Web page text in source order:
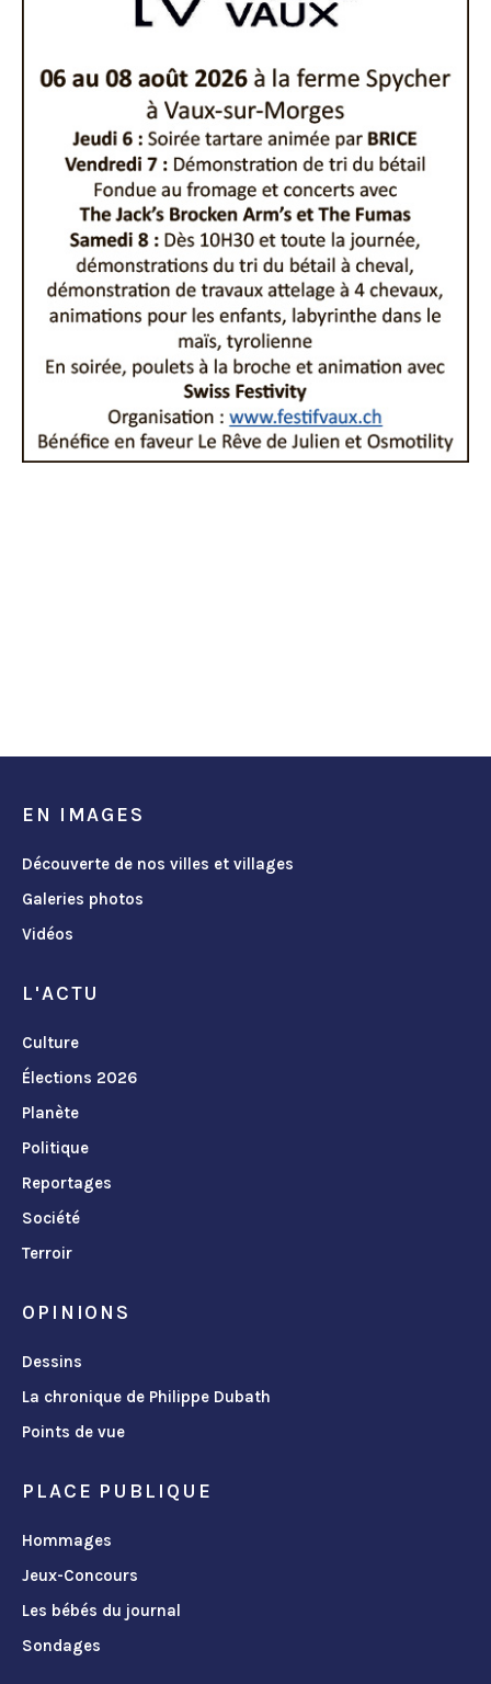
EN IMAGES
Découverte de nos villes et villages
Galeries photos
Vidéos
L'ACTU
Culture
Élections 2026
Planète
Politique
Reportages
Société
Terroir
OPINIONS
Dessins
La chronique de Philippe Dubath
Points de vue
PLACE PUBLIQUE
Hommages
Jeux-Concours
Les bébés du journal
Sondages